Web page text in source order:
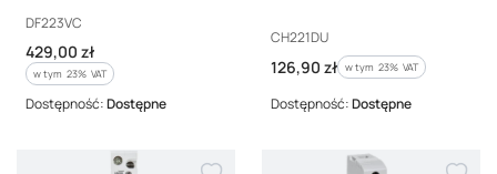
Kod producenta
DF223VC
Cena brutto
429,00 zł
w tym %s VAT
w tym 23% VAT
Dostępność:Dostępne
Kod producenta
CH221DU
Cena brutto
126,90 zł w tym %s VAT
w tym 23% VAT
Dostępność:Dostępne